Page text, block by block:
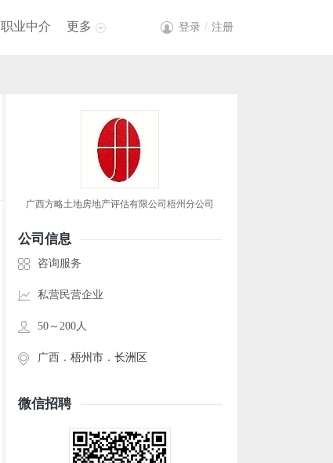
职业中介 更多 登录 / 注册
广西方略土地房地产评估有限公司梧州分公司
公司信息
咨询服务
私营民营企业
50～200人
广西． 梧州市 ． 长洲区
微信招聘